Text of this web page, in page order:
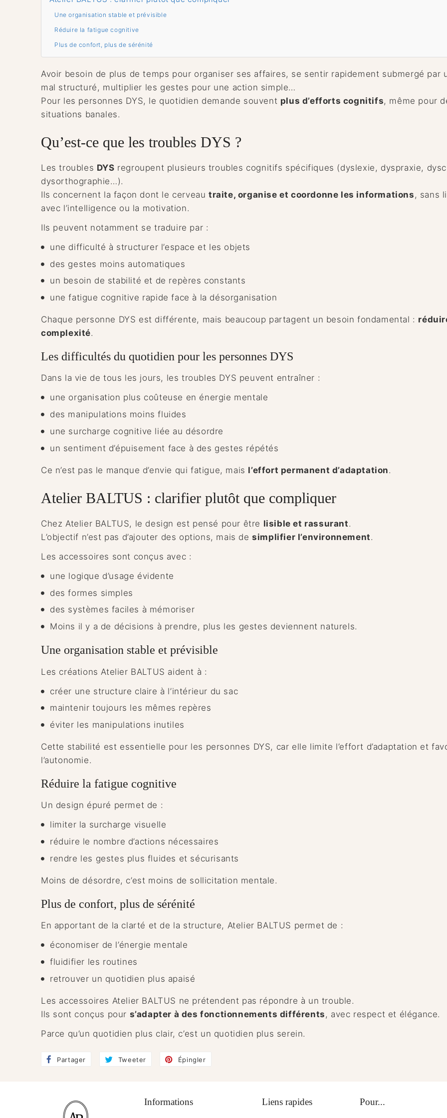
Une organisation stable et prévisible
Réduire la fatigue cognitive
Plus de confort, plus de sérénité
Avoir besoin de plus de temps pour organiser ses affaires, se sentir rapidement submergé par
mal structuré, multiplier les gestes pour une action simple…
Pour les personnes DYS, le quotidien demande souvent plus d’efforts cognitifs, même pour
situations banales.
Qu’est-ce que les troubles DYS ?
Les troubles DYS regroupent plusieurs troubles cognitifs spécifiques (dyslexie, dyspraxie,
dysorthographie…).
Ils concernent la façon dont le cerveau traite, organise et coordonne les informations , sans
avec l’intelligence ou la motivation.
Ils peuvent notamment se traduire par :
une difficulté à structurer l’espace et les objets
des gestes moins automatiques
un besoin de stabilité et de repères constants
une fatigue cognitive rapide face à la désorganisation
Chaque personne DYS est différente, mais beaucoup partagent un besoin fondamental :
complexité.
Les difficultés du quotidien pour les personnes DYS
Dans la vie de tous les jours, les troubles DYS peuvent entraîner :
une organisation plus coûteuse en énergie mentale
des manipulations moins fluides
une surcharge cognitive liée au désordre
un sentiment d’épuisement face à des gestes répétés
Ce n’est pas le manque d’envie qui fatigue, mais l’effort permanent d’adaptation.
Atelier BALTUS : clarifier plutôt que compliquer
Chez Atelier BALTUS, le design est pensé pour être lisible et rassurant.
L’objectif n’est pas d’ajouter des options, mais desimplifier l’environnement.
Les accessoires sont conçus avec :
une logique d’usage évidente
des formes simples
des systèmes faciles à mémoriser
Moins il y a de décisions à prendre, plus les gestes deviennent naturels.
Une organisation stable et prévisible
Les créations Atelier BALTUS aident à :
créer une structure claire à l’intérieur du sac
maintenir toujours les mêmes repères
éviter les manipulations inutiles
Cette stabilité est essentielle pour les personnes DYS, car elle limite l’effort d’adaptation et
l’autonomie.
Réduire la fatigue cognitive
Un design épuré permet de :
limiter la surcharge visuelle
réduire le nombre d’actions nécessaires
rendre les gestes plus fluides et sécurisants
Moins de désordre, c’est moins de sollicitation mentale.
Plus de confort, plus de sérénité
En apportant de la clarté et de la structure, Atelier BALTUS permet de :
économiser de l’énergie mentale
fluidifier les routines
retrouver un quotidien plus apaisé
Les accessoires Atelier BALTUS ne prétendent pas répondre à un trouble.
Ils sont conçus pour s’adapter à des fonctionnements différents , avec respect et élégance.
Parce qu’un quotidien plus clair, c’est un quotidien plus serein.
Partager
PartagerTweeter
TweeterÉpingler
Informations Liens rapides Pour...